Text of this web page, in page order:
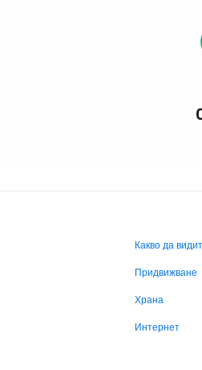
Какво да
Придвижване
Храна
Интернет